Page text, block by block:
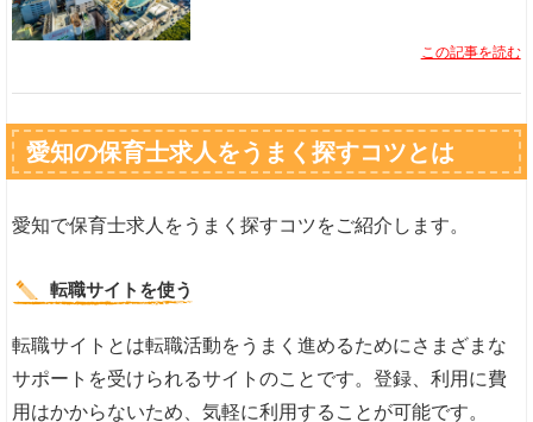
この記事を読む
愛知の保育士求人をうまく探すコツとは
愛知で保育士求人をうまく探すコツをご紹介します。
転職サイトを使う
転職サイトとは転職活動をうまく進めるためにさまざまな
サポートを受けられるサイトのことです。登録、利用に費
用はかからないため、気軽に利用することが可能です。